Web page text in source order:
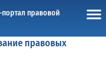
правовой
правовых